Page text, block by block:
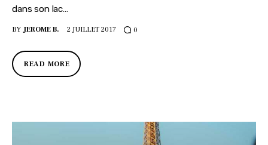
dans son lac…
BY JEROME B. 2 JUILLET 2017 0
READ MORE